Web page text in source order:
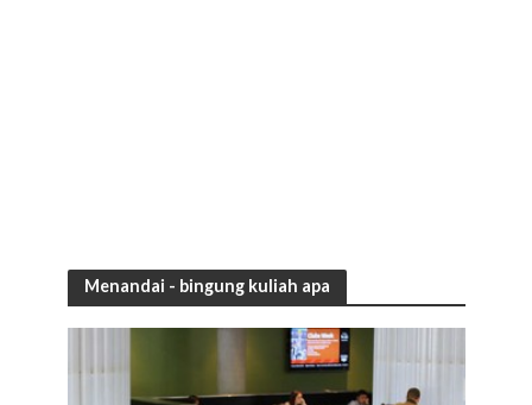
Menandai - bingung kuliah apa